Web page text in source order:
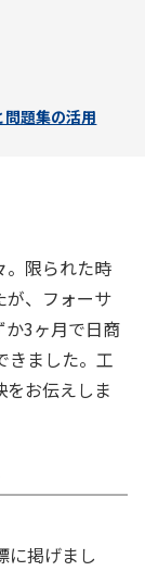
題集の活用
。限られた時
が、フォーサ
3ヶ月で日商
きました。工
お伝えしま
に掲げまし